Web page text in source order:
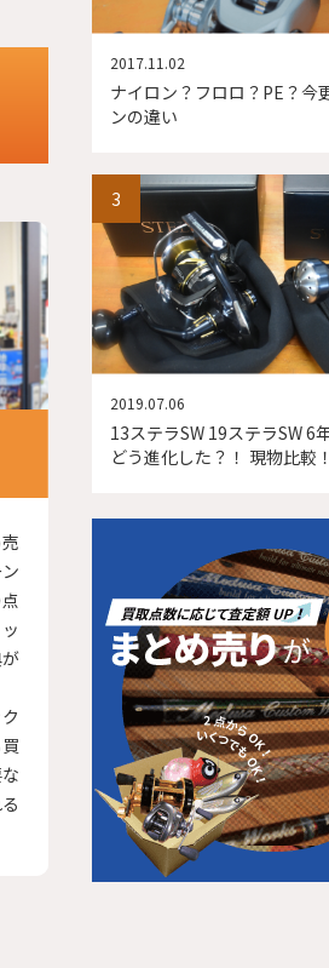
ナイロン？フロロ？PE？今
ンの違い
2017.11.02
13ステラSW 19ステラSW 6
どう進化した？！ 現物比較
2019.07.06